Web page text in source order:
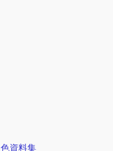
色資料集